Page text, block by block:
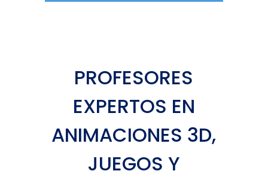
PROFESORES
EXPERTOS EN
ANIMACIONES 3D,
JUEGOS Y